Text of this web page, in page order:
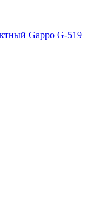
Gappo G-519